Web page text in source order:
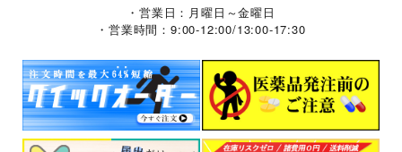
・営業日：月曜日～金曜日
・営業時間：9:00-12:00/13:00-17:30